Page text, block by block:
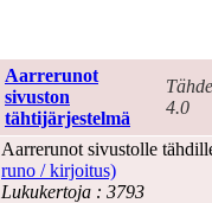
Aarrerunot
sivuston
tähtijärjestelmä
4.0
Aarrerunot sivustolle
runo / kirjoitus)
Lukukertoja : 3793